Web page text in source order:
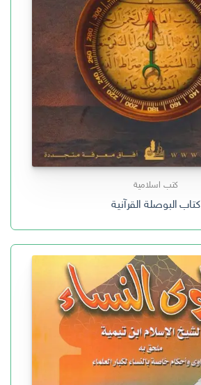
كتب اسلامية
كتاب البوصلة القرآنية